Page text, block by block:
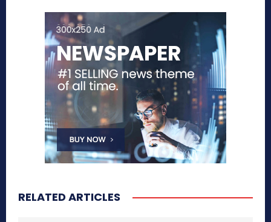
RELATED ARTICLES